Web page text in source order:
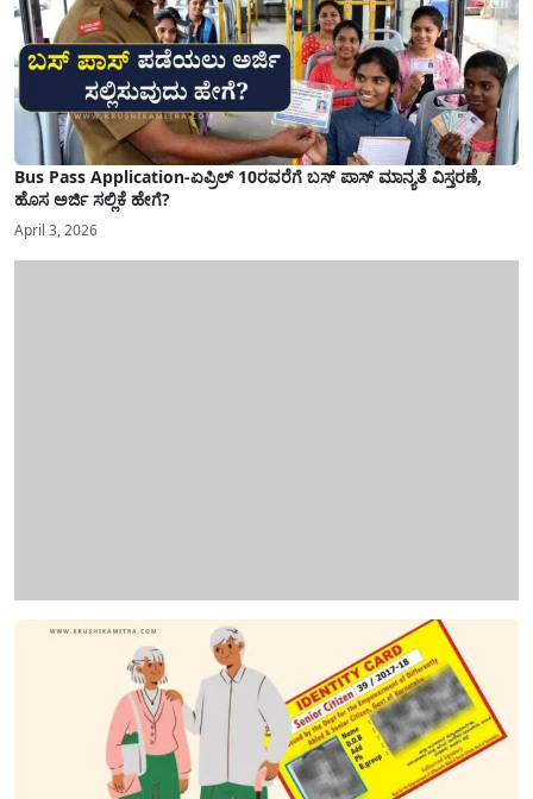
Bus Pass Application-ಏಪ್ರಿಲ್ 10ರವರೆಗೆ ಬಸ್ ಪಾಸ್ ಮಾನ್ಯತೆ ವಿಸ್ತರಣೆ,
ಹೊಸ ಅರ್ಜಿ ಸಲ್ಲಿಕೆ ಹೇಗೆ?
April 3, 2026